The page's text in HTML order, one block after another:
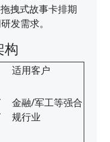
拽式故事卡排期
发需求。
构
适用客户
金融/军工等强合
规行业